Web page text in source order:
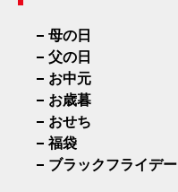
母の日
父の日
お中元
お歳暮
おせち
福袋
ブラックフライデー